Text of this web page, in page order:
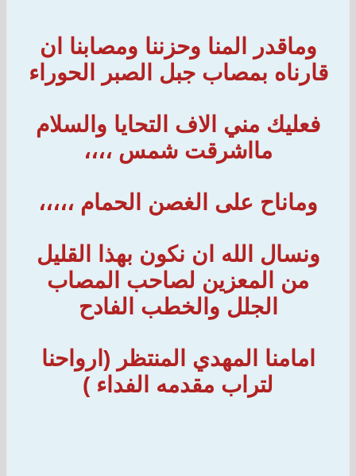
وماقدر المنا وحزننا ومصابنا ان
قارناه بمصاب جبل الصبر الحوراء
فعليك مني الاف التحايا والسلام
مااشرقت شمس ،،،،
وماناح على الغصن الحمام ،،،،،
ونسال الله ان نكون بهذا القليل
من المعزين لصاحب المصاب
الجلل والخطب الفادح
امامنا المهدي المنتظر (ارواحنا
لتراب مقدمه الفداء )